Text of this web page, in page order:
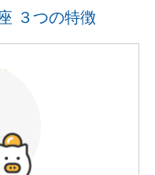
３つの特徴